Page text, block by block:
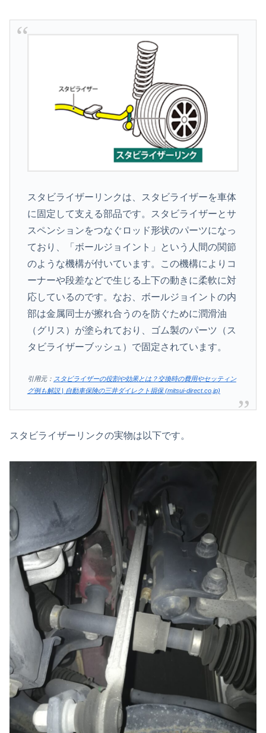
スタビライザーリンクは、スタビライザーを車体
に固定して支える部品です。スタビライザーとサ
スペンションをつなぐロッド形状のパーツになっ
ており、「ボールジョイント」という人間の関節
のような機構が付いています。この機構によりコ
ーナーや段差などで生じる上下の動きに柔軟に対
応しているのです。なお、ボールジョイントの内
部は金属同士が擦れ合うのを防ぐために潤滑油
（グリス）が塗られており、ゴム製のパーツ（ス
タビライザーブッシュ）で固定されています。
引用元： スタビライザーの役割や効果とは？交換時の費用やセッティン
グ例も解説 | 自動車保険の三井ダイレクト損保 (mitsui-direct.co.jp)
スタビライザーリンクの実物は以下です。